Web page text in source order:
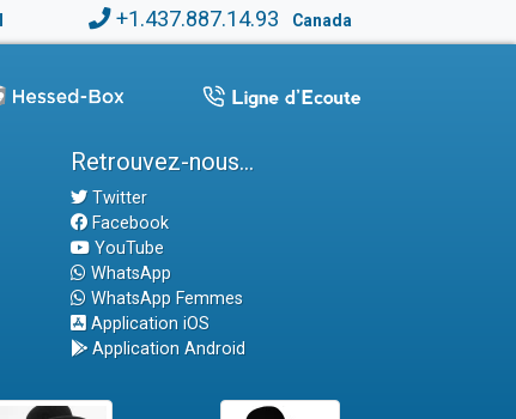
+1.437.887.14.93 Canada
Retrouvez-nous...
Twitter
Facebook
YouTube
WhatsApp
WhatsApp Femmes
Application iOS
Application Android